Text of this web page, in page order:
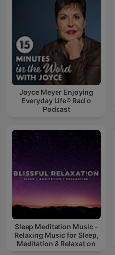
Joyce Meyer Enjoying
Everyday Life® Radio
Podcast
Sleep Meditation Music -
Relaxing Music for Sleep,
Meditation & Relaxation